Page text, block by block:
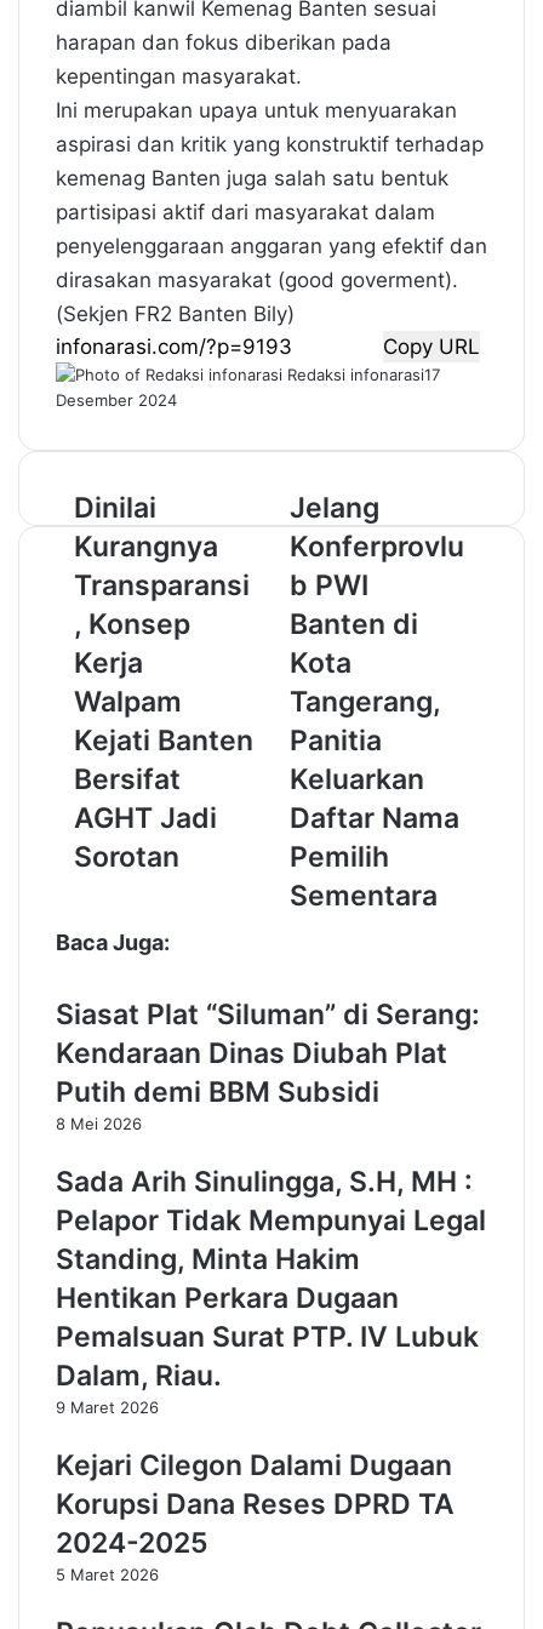
diambil kanwil Kemenag Banten sesuai
harapan dan fokus diberikan pada
kepentingan masyarakat.
Ini merupakan upaya untuk menyuarakan
aspirasi dan kritik yang konstruktif terhadap
kemenag Banten juga salah satu bentuk
partisipasi aktif dari masyarakat dalam
penyelenggaraan anggaran yang efektif dan
dirasakan masyarakat (good goverment).
(Sekjen FR2 Banten Bily)
Copy URL
Redaksi infonarasi17
Desember 2024
D
i
n
i
a
i
K
u
r
a
n
g
n
y
s
a
r
i
,
o
n
e
p
K
e
j
W
a
l
Dinilai
Kurangnya
Transparansi
, Konsep
Kerja
Walpam
Kejati Banten
Bersifat
AGHT Jadi
Sorotan
e
a
n
g
K
o
f
e
r
p
r
o
v
l
W
B
a
n
d
K
o
a
e
a
P
Jelang
Konferprovlu
b PWI
Banten di
Kota
Tangerang,
Panitia
Keluarkan
Daftar Nama
Pemilih
Sementara
Baca Juga:
Siasat Plat “Siluman” di Serang:
Kendaraan Dinas Diubah Plat
Putih demi BBM Subsidi
8 Mei 2026
Sada Arih Sinulingga, S.H, MH :
Pelapor Tidak Mempunyai Legal
Standing, Minta Hakim
Hentikan Perkara Dugaan
Pemalsuan Surat PTP. IV Lubuk
Dalam, Riau.
9 Maret 2026
Kejari Cilegon Dalami Dugaan
Korupsi Dana Reses DPRD TA
2024-2025
5 Maret 2026